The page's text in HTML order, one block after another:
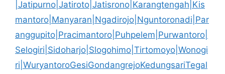
|Jatipurno|Jatiroto|Jatisrono|Karangtengah|Kis
mantoro|Manyaran|Ngadirojo|Nguntoronadi|Par
anggupito|Pracimantoro|Puhpelem|Purwantoro|
Selogiri|Sidoharjo|Slogohimo|Tirtomoyo|Wonogi
ri|WuryantoroGesiGondangrejoKedungsariTegal